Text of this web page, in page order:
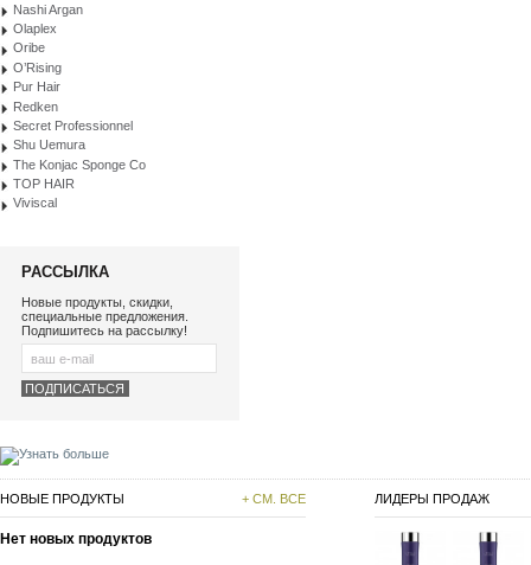
Nashi Argan
Olaplex
Oribe
O’Rising
Pur Hair
Redken
Secret Professionnel
Shu Uemura
The Konjac Sponge Co
TOP HAIR
Viviscal
РАССЫЛКА
Новые продукты, скидки,
специальные предложения.
Подпишитесь на рассылку!
НОВЫЕ ПРОДУКТЫ + СМ. ВСЕ
Нет новых продуктов
ЛИДЕРЫ ПРОДАЖ